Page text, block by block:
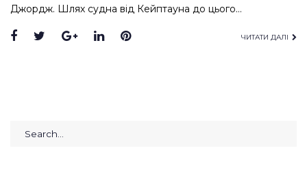
Джордж. Шлях судна від Кейптауна до цього…
Facebook
TwitterGoogle+
LinkedInPinterest ЧИТАТИ ДАЛІ